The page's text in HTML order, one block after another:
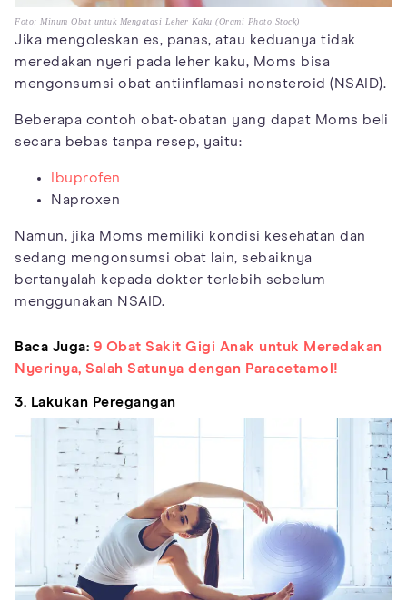
Foto: Minum Obat untuk Mengatasi Leher Kaku (Orami Photo Stock)
Jika mengoleskan es, panas, atau keduanya tidak
meredakan nyeri pada leher kaku, Moms bisa
mengonsumsi obat antiinflamasi nonsteroid (NSAID).
Beberapa contoh obat-obatan yang dapat Moms beli
secara bebas tanpa resep, yaitu:
Ibuprofen
Naproxen
Namun, jika Moms memiliki kondisi kesehatan dan
sedang mengonsumsi obat lain, sebaiknya
bertanyalah kepada dokter terlebih sebelum
menggunakan NSAID.
Baca Juga: 9 Obat Sakit Gigi Anak untuk Meredakan
Nyerinya, Salah Satunya dengan Paracetamol!
3. Lakukan Peregangan